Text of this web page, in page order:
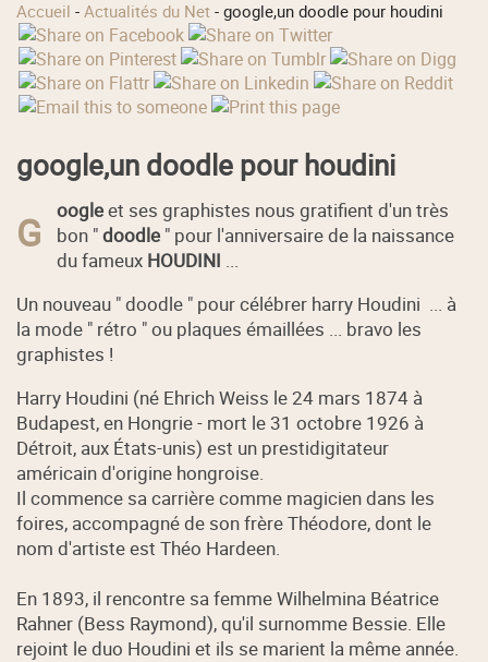
Accueil -Actualités du Net -google,un doodle pour houdini
google,un doodle pour houdini
G oogleet ses graphistes nous gratifient d'un très
bon "doodle " pour l'anniversaire de la naissance
du fameux HOUDINI ...
Un nouveau " doodle " pour célébrer harry Houdini ... à
la mode " rétro " ou plaques émaillées ... bravo les
graphistes !
Harry Houdini (né Ehrich Weiss le 24 mars 1874 à
Budapest, en Hongrie - mort le 31 octobre 1926 à
Détroit, aux États-unis) est un prestidigitateur
américain d'origine hongroise.
Il commence sa carrière comme magicien dans les
foires, accompagné de son frère Théodore, dont le
nom d'artiste est Théo Hardeen.
En 1893, il rencontre sa femme Wilhelmina Béatrice
Rahner (Bess Raymond), qu'il surnomme Bessie. Elle
rejoint le duo Houdini et ils se marient la même année.